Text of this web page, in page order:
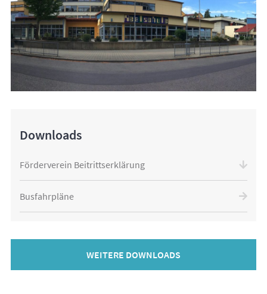
Downloads
Förderverein Beitrittserklärung
Busfahrpläne
WEITERE DOWNLOADS